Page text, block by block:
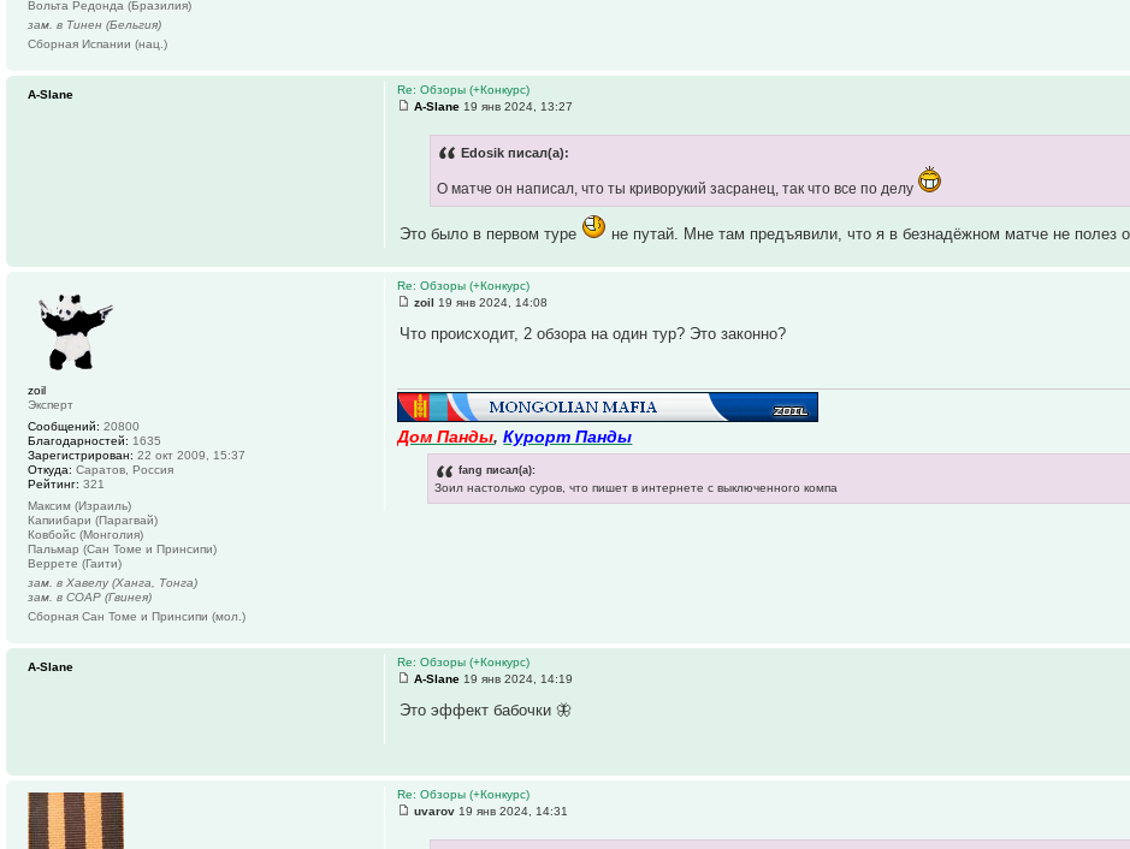
Вольта Редонда (Бразилия)
зам. в Тинен (Бельгия)
Сборная Испании (нац.)
Re: Обзоры (+Конкурс)
A-Slane 19 янв 2024, 13:27
Edosik писал(а):
О матче он написал, что ты криворукий засранец, так что все по делу
Это было в первом туре не путай. Мне там предъявили, что я в безнадёжном матче не полез
A-Slane
Re: Обзоры (+Конкурс)
zoil 19 янв 2024, 14:08
Что происходит, 2 обзора на один тур? Это законно?
Дом Панды,Курорт Панды
fang писал(а):
Зоил настолько суров, что пишет в интернете с выключенного компа
zoil
Эксперт
Сообщений: 20800
Благодарностей: 1635
Зарегистрирован: 22 окт 2009, 15:37
Откуда: Саратов, Россия
Рейтинг: 321
Максим (Израиль)
Капиибари (Парагвай)
Ковбойс (Монголия)
Пальмар (Сан Томе и Принсипи)
Веррете (Гаити)
зам. в Хавелу (Ханга, Тонга)
зам. в СОАР (Гвинея)
Сборная Сан Томе и Принсипи (мол.)
Re: Обзоры (+Конкурс)
A-Slane 19 янв 2024, 14:19
Это эффект бабочки 🦋
A-Slane
Re: Обзоры (+Конкурс)
uvarov 19 янв 2024, 14:31